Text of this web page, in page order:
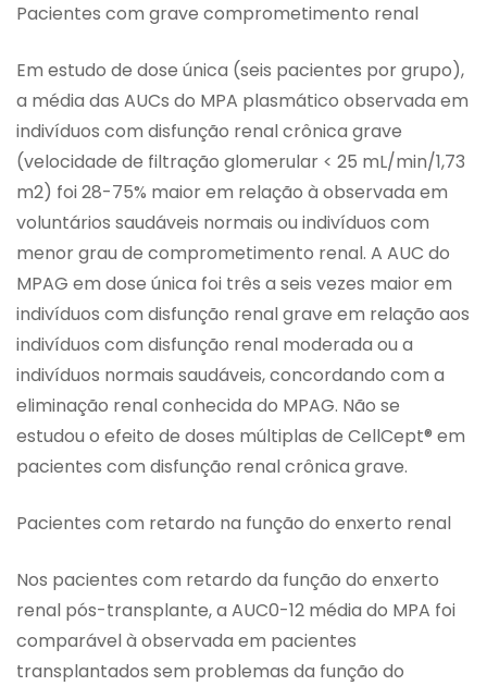
Pacientes com grave comprometimento renal
Em estudo de dose única (seis pacientes por grupo),
a média das AUCs do MPA plasmático observada em
indivíduos com disfunção renal crônica grave
(velocidade de filtração glomerular < 25 mL/min/1,73
m2) foi 28-75% maior em relação à observada em
voluntários saudáveis normais ou indivíduos com
menor grau de comprometimento renal. A AUC do
MPAG em dose única foi três a seis vezes maior em
indivíduos com disfunção renal grave em relação aos
indivíduos com disfunção renal moderada ou a
indivíduos normais saudáveis, concordando com a
eliminação renal conhecida do MPAG. Não se
estudou o efeito de doses múltiplas de CellCept® em
pacientes com disfunção renal crônica grave.
Pacientes com retardo na função do enxerto renal
Nos pacientes com retardo da função do enxerto
renal pós-transplante, a AUC0-12 média do MPA foi
comparável à observada em pacientes
transplantados sem problemas da função do